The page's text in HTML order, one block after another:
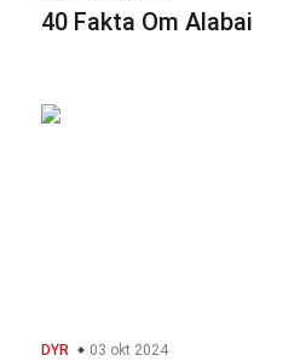
40 Fakta Om Alabai
DYR 03 okt 2024